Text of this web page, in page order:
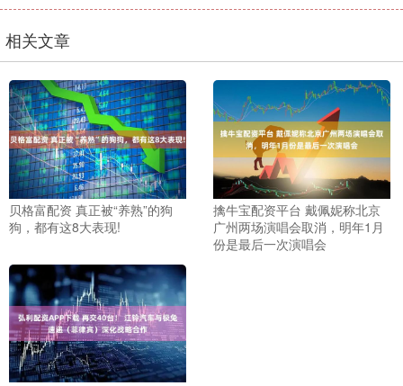
相关文章
贝格富配资 真正被“养熟”的狗
狗，都有这8大表现!
擒牛宝配资平台 戴佩妮称北京
广州两场演唱会取消，明年1月
份是最后一次演唱会